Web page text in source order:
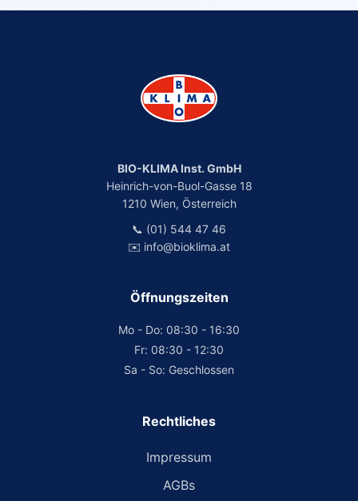
BIO-KLIMA Inst. GmbH
Heinrich-von-Buol-Gasse 18
1210 Wien, Österreich
📞 (01) 544 47 46
✉️ info@bioklima.at
Öffnungszeiten
Mo - Do: 08:30 - 16:30
Fr: 08:30 - 12:30
Sa - So: Geschlossen
Rechtliches
Impressum
AGBs